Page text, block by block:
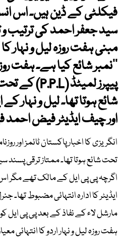
فیکلٹی کے ڈین ہیں۔ اس
سید جعفر احمد کی ترتیب و
‘‘نمبر شائع کیا ہے۔ ہفت
شائع ہوتا تھا۔ لیل و نہار
اور چیف ایڈیٹر فیض
انگریزی کا اخبار پاکستان ٹائمز اور
تحت شائع ہوتا تھا۔ ممتاز ترقی پسند
اگرچہ پی پی ایل کے مالک تھے مگر
مارشل لاء کے نفاذ کے بعد پی پی ایل
ہفت روزہ لیل و نہار اردو کا انتہائی